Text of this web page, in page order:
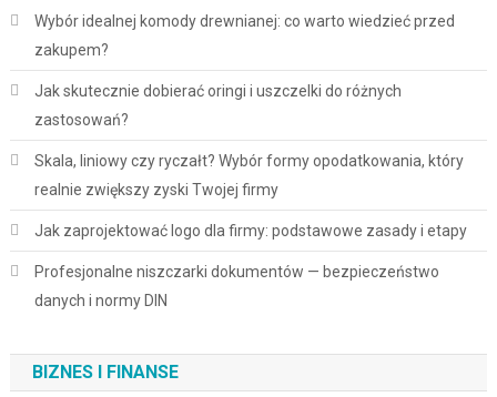
Wybór idealnej komody drewnianej: co warto wiedzieć przed
zakupem?
Jak skutecznie dobierać oringi i uszczelki do różnych
zastosowań?
Skala, liniowy czy ryczałt? Wybór formy opodatkowania, który
realnie zwiększy zyski Twojej firmy
Jak zaprojektować logo dla firmy: podstawowe zasady i etapy
Profesjonalne niszczarki dokumentów — bezpieczeństwo
danych i normy DIN
BIZNES I FINANSE